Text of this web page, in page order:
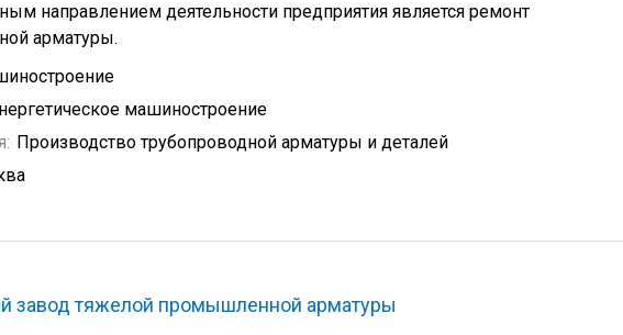
направлением деятельности предприятия является ремонт
арматуры.
машиностроение
Производство трубопроводной арматуры и деталей
завод тяжелой промышленной арматуры